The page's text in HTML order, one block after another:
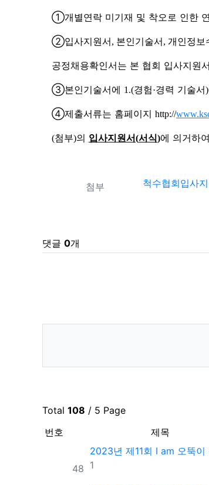
①개별연락 미기재 및 착오로 인한
②입사지원서, 본인기술서, 개인정보
공정채용확인서는 본 협회 입사지원서
③본인기술서에 1.(경험·경력 기술서)
④제출서류는 홈페이지 http://
(첨부)의 입사지원서(서식)에 의거하
관련자료
첨부 척수협회입사
댓글 0개
Total 108 / 5 Page
번호
제목
번호
48
2023년 제11회 I am 오뚝이
댓글
1